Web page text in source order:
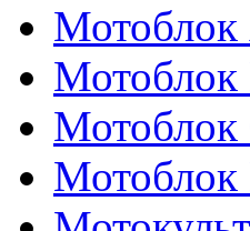
Мотоблок
Мотоблок